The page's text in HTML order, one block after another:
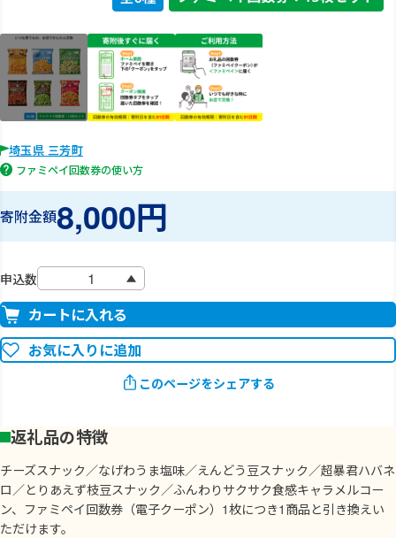
埼玉県 三芳町
ファミペイ回数券の使い方
寄附金額8,000円
申込数
カートに入れる
お気に入りに追加
このページをシェアする
返礼品の特徴
チーズスナック／なげわうま塩味／えんどう豆スナック／超暴君ハバネ
ロ／とりあえず枝豆スナック／ふんわりサクサク食感キャラメルコー
ン、ファミペイ回数券（電子クーポン）1枚につき1商品と引き換えい
ただけます。